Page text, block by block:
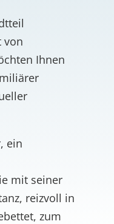
von
Ihnen
ein
mit seiner
reizvoll in
zum